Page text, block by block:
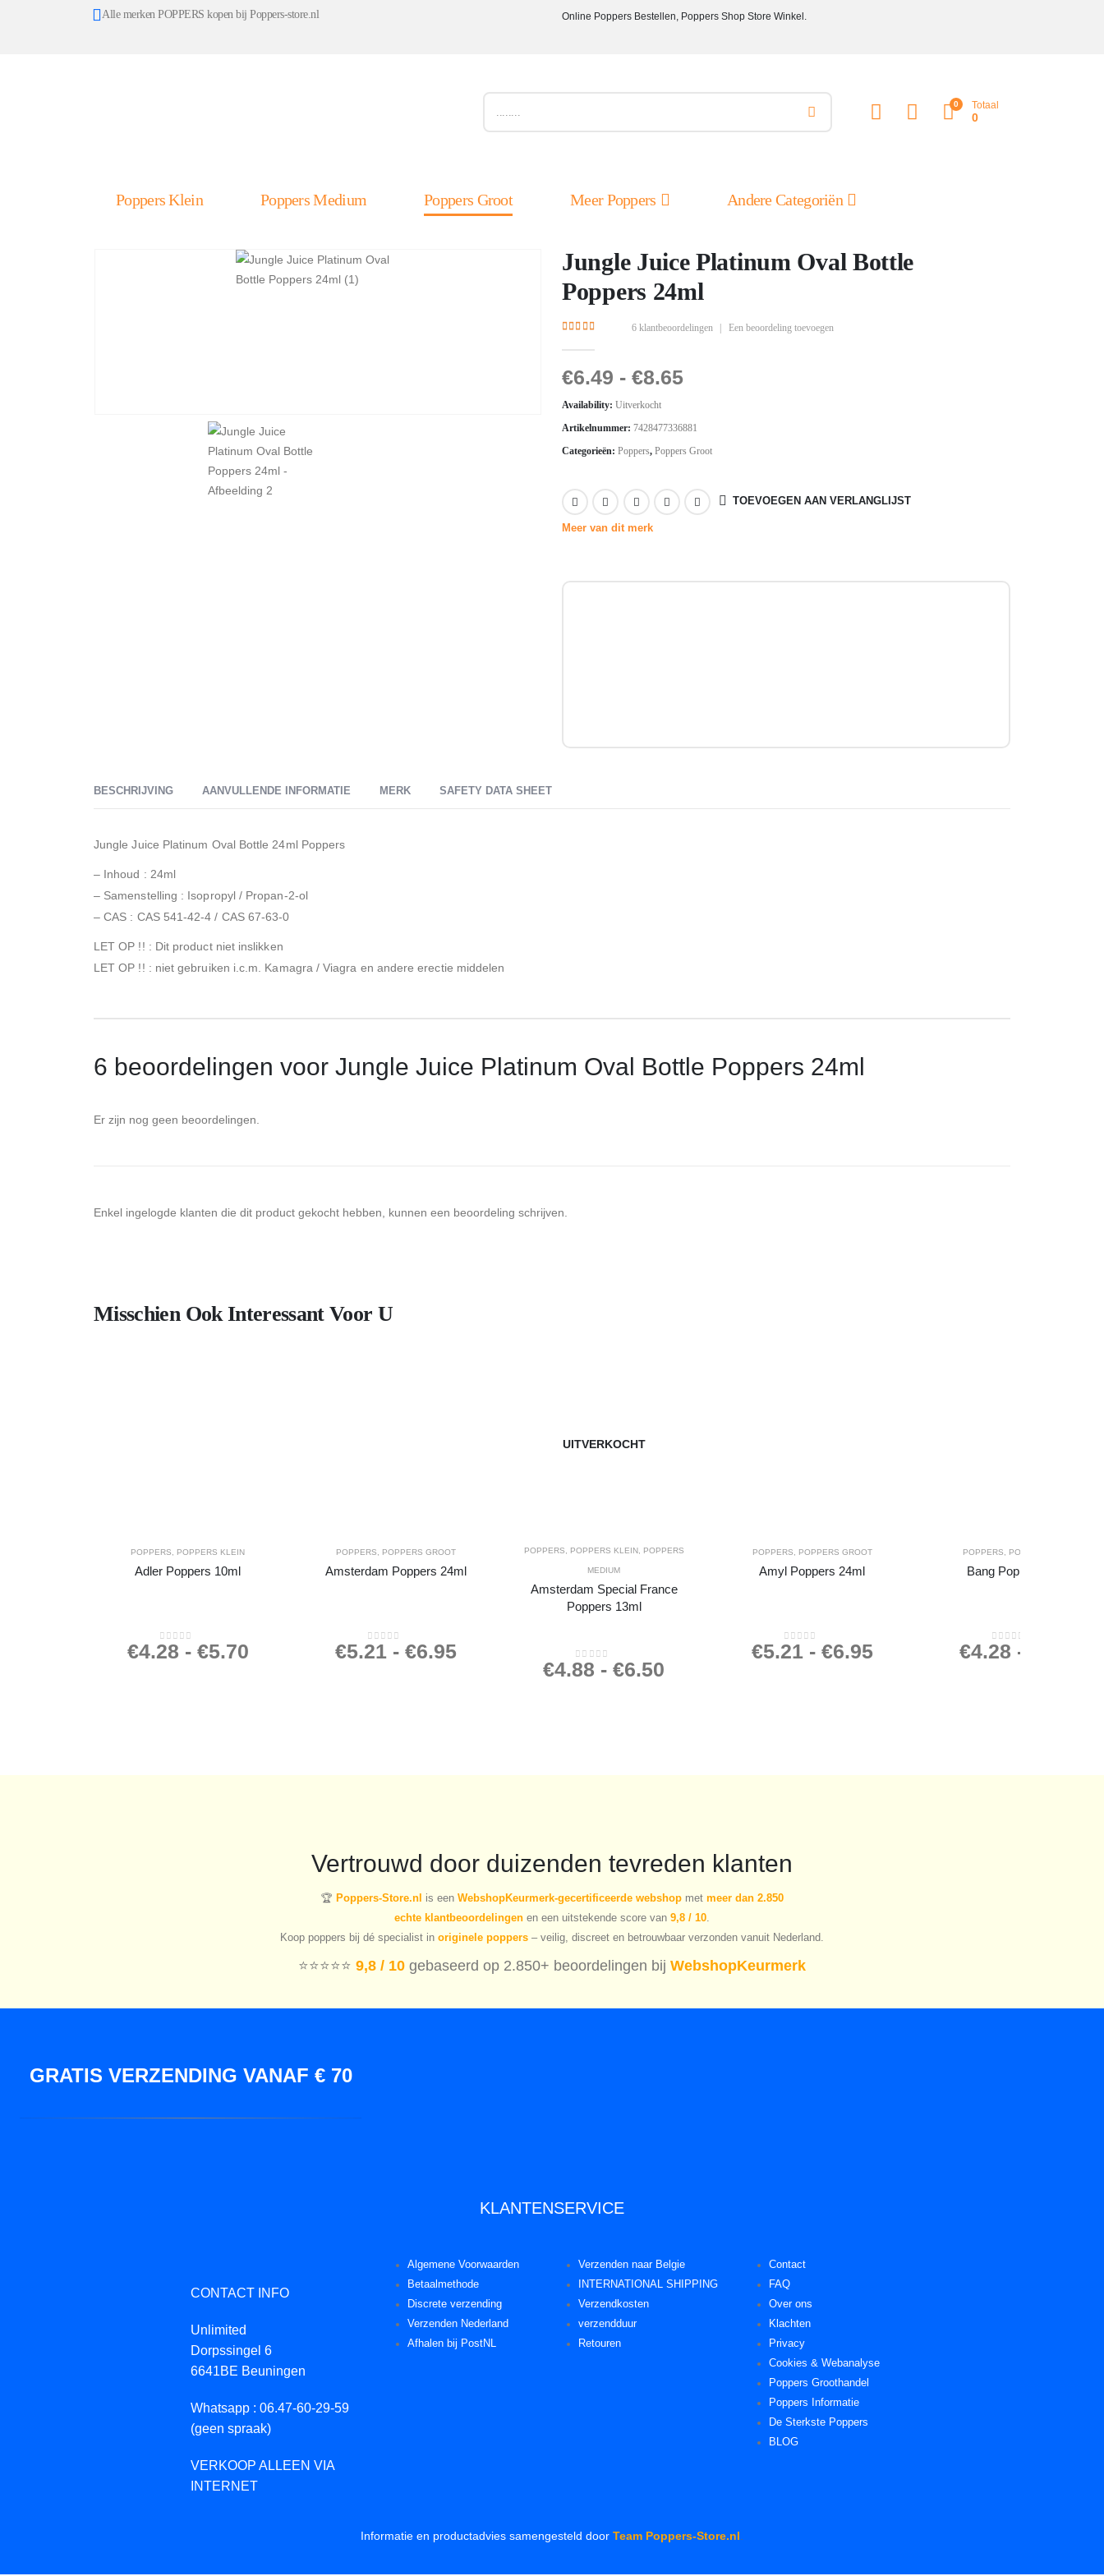
Alle merken POPPERS kopen bij Poppers-store.nl Online Poppers Bestellen, Poppers Shop Store Winkel.
0 Totaal
0
Poppers Klein Poppers Medium Poppers Groot Meer Poppers Andere Categoriën
Jungle Juice Platinum Oval Bottle
Poppers 24ml
6klantbeoordelingen Een beoordeling toevoegen
€6.49 - €8.65
Availability: Uitverkocht
Artikelnummer: 7428477336881
Categorieën: Poppers, Poppers Groot
TOEVOEGEN AAN VERLANGLIJST
Meer van dit merk
BESCHRIJVING AANVULLENDE INFORMATIE MERK SAFETY DATA SHEET
Jungle Juice Platinum Oval Bottle 24ml Poppers
– Inhoud : 24ml
– Samenstelling : Isopropyl / Propan-2-ol
– CAS : CAS 541-42-4 / CAS 67-63-0
LET OP !! : Dit product niet inslikken
LET OP !! : niet gebruiken i.c.m. Kamagra / Viagra en andere erectie middelen
6 beoordelingen voor Jungle Juice Platinum Oval Bottle Poppers 24ml
Er zijn nog geen beoordelingen.
Enkel ingelogde klanten die dit product gekocht hebben, kunnen een beoordeling schrijven.
Misschien Ook Interessant Voor U
POPPERS POPPERS KLEIN
Adler Poppers 10ml
0out of 5
€4.28 - €5.70
POPPERS POPPERS GROOT
Amsterdam Poppers 24ml
0out of 5
€5.21- €6.95
UITVERKOCHT
POPPERS POPPERS KLEIN, POPPERS
MEDIUM
Amsterdam Special France
Poppers 13ml
0out of 5
€4.88 -€6.50
POPPERS POPPERS GROOT
Amyl Poppers 24ml
0out of 5
€5.21- €6.95
POPPERS POPPERS KLEIN
Bang Poppers 10ml
0out of 5
€4.28 -
Vertrouwd door duizenden tevreden klanten
🏆 Poppers-Store.nl is een WebshopKeurmerk-gecertificeerde webshop met meer dan 2.850
echte klantbeoordelingen en een uitstekende score van 9,8 / 10.
Koop poppers bij dé specialist in originele poppers – veilig, discreet en betrouwbaar verzonden vanuit Nederland.
⭐️⭐️⭐️⭐️⭐️ 9,8 / 10 gebaseerd op 2.850+ beoordelingen bij WebshopKeurmerk
GRATIS VERZENDING VANAF € 70
KLANTENSERVICE
CONTACT INFO
Unlimited
Dorpssingel 6
6641BE Beuningen
Whatsapp : 06.47-60-29-59
(geen spraak)
VERKOOP ALLEEN VIA
INTERNET
Algemene Voorwaarden
Betaalmethode
Discrete verzending
Verzenden Nederland
Afhalen bij PostNL
Verzenden naar Belgie
INTERNATIONAL SHIPPING
Verzendkosten
verzendduur
Retouren
Contact
FAQ
Over ons
Klachten
Privacy
Cookies & Webanalyse
Poppers Groothandel
Poppers Informatie
De Sterkste Poppers
BLOG
Informatie en productadvies samengesteld door Team Poppers-Store.nl